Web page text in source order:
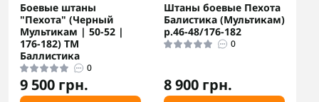
Боевые штаны
"Пехота" (Черный
Мультикам | 50-52 |
176-182) ТМ
Баллистика
0
9 500 грн.
Штаны боевые Пехота
Балистика (Мультикам)
р.46-48/176-182
0
8 900 грн.